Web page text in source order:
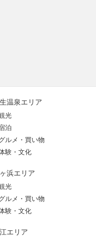
温泉エリア
光
泊
ルメ・買い物
験・文化
浜エリア
光
ルメ・買い物
験・文化
エリア